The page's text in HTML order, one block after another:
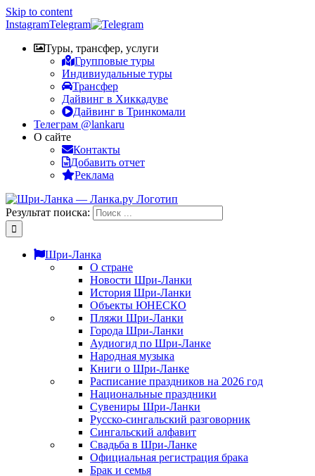
Skip to content
InstagramTelegram
Туры, трансфер, услуги
Групповые туры
Индивиудальные туры
Трансфер
Дайвинг в Хиккадуве
Дайвинг в Тринкомали
Телеграм @lankaru
О сайте
Контакты
Добавить отчет
Реклама
Результат поиска:
Шри-Ланка
О стране
Новости Шри-Ланки
История Шри-Ланки
Объекты ЮНЕСКО
Пляжи Шри-Ланки
Города Шри-Ланки
Аудиогид по Шри-Ланке
Народная музыка
Книги о Шри-Ланке
Расписание праздников на 2026 год
Национальные праздники
Сувениры Шри-Ланки
Русско-сингальский разговорник
Сингальский алфавит
Свадьба в Шри-Ланке
Официальная регистрация брака
Брак и семья